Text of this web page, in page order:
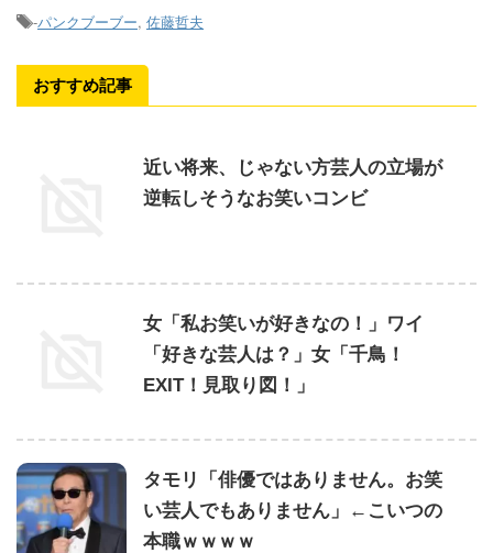
-パンクブーブー, 佐藤哲夫
おすすめ記事
近い将来、じゃない方芸人の立場が
逆転しそうなお笑いコンビ
女「私お笑いが好きなの！」ワイ
「好きな芸人は？」女「千鳥！
EXIT！見取り図！」
タモリ「俳優ではありません。お笑
い芸人でもありません」←こいつの
本職ｗｗｗｗ